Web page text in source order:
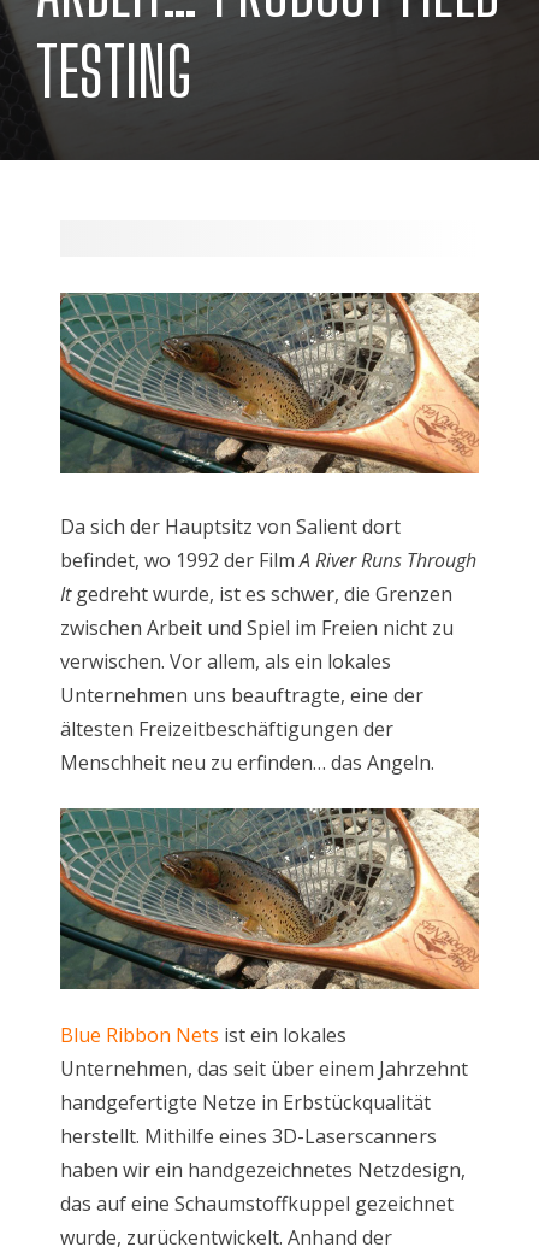
TESTING
Da sich der Hauptsitz von Salient dort
befindet, wo 1992 der FilmA River Runs Through
Itgedreht wurde, ist es schwer, die Grenzen
zwischen Arbeit und Spiel im Freien nicht zu
verwischen. Vor allem, als ein lokales
Unternehmen uns beauftragte, eine der
ältesten Freizeitbeschäftigungen der
Menschheit neu zu erfinden… das Angeln.
Blue Ribbon Nets ist ein lokales
Unternehmen, das seit über einem Jahrzehnt
handgefertigte Netze in Erbstückqualität
herstellt. Mithilfe eines 3D-Laserscanners
haben wir ein handgezeichnetes Netzdesign,
das auf eine Schaumstoffkuppel gezeichnet
wurde, zurückentwickelt. Anhand der